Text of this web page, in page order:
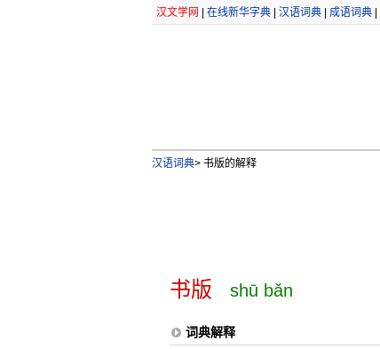
汉文学网 在线新华字典| 汉语词典| 成语词典|
汉语词典>书版的解释
书版 shū bǎn
词典解释